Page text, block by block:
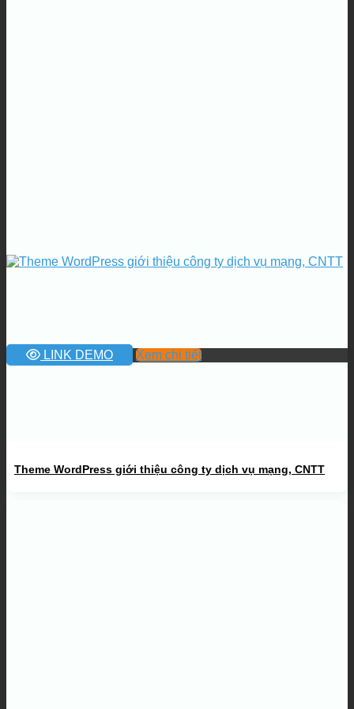
LINK DEMO Xem chi tiết
Theme WordPress giới thiệu công ty dịch vụ mạng, CNTT